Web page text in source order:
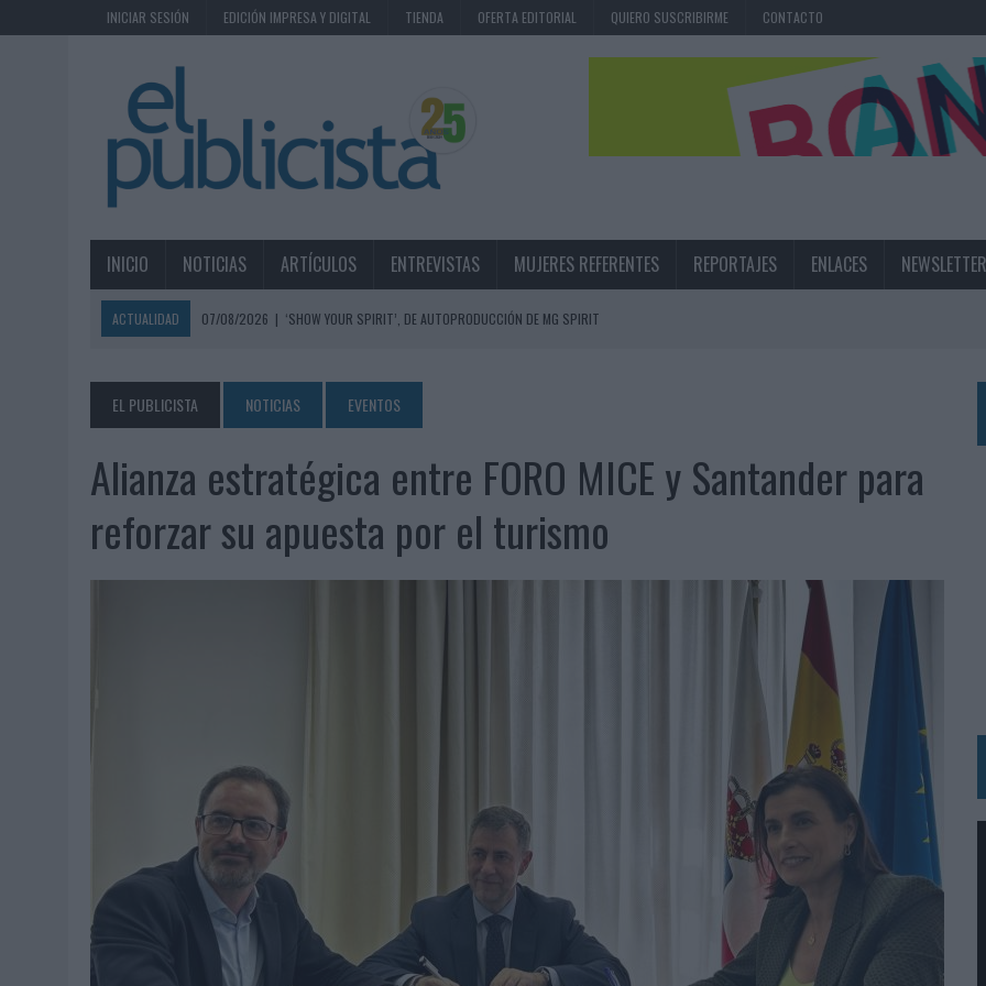
INICIAR SESIÓN EDICIÓN IMPRESA Y DIGITAL TIENDA OFERTA EDITORIAL QUIERO SUSCRIBIRME CONTACTO
INICIO NOTICIAS ARTÍCULOS ENTREVISTAS MUJERES REFERENTES REPORTAJES ENLACES NEWSLETTER
ACTUALIDAD 07/08/2026 | ‘SHOW YOUR SPIRIT’, DE AUTOPRODUCCIÓN DE MG SPIRIT
07/08/2026 | MG SPIRIT RELANZA SU MARCA CON UNA ESTRATEGIA 360º CENTRADA EN EL ORIGEN BARCELONÉS
07/08/2026
PATRÓN CONVIERTE EL NUEVO SINGLE DE ARÓN PIPER EN UNA EXPERIENCIA DE MARCA EN IBIZA
07/08/2026 |
EL VERANO PONE A PRUEBA LA ESTRATEGIA DIGITAL DE LAS MARCAS
07/08/2026 |
VUELING CONVIERTE LOS RECUERDOS EN SOUVENIRS CON IA
LA TELEVISIÓN SIGUE LIDERANDO EL CONSUMO DE MEDIOS EN VERANO Y SUPERA AL MÓVIL COMO DISPOSITIVO MÁS UTILIZADO
FRIGO Y UNIQLO LANZAN UNA COLECCIÓN PERSONALIZABLE INSPIRADA EN CORNETTO, CALIPPO Y SOLERO
LA IA ESTÁ SUBIENDO EL LISTÓN DE LA CREATIVIDAD
05/08/2026
BEON WORLDWIDE LANZA RAÍZ URBANA PARA TRANSFORMAR EL PATRIMONIO HISTÓRICO EN ACTIVOS CULTURALES Y ECONÓMICOS
FABRA COMUNICACIÓN INCORPORA A CASONÁ Y ASUME LA GESTIÓN DE SUS RELACIONES CON LOS MEDIOS
LOPESAN HOTELS & RESORTS ACERCA EL PARAÍSO CANARIO EN SU ÚLTIMA CAMPAÑA INTERNACIONAL
LUIS ARQUILLOS (BURGO DE ARIAS): “LA CONSTRUCCIÓN DE MARCA A LARGO PLAZO Y LA MEDICIÓN SON DOS CARAS DE LA MISMA
EL PUBLICISTA NOTICIAS EVENTOS
Alianza estratégica entre FORO MICE y Santander para
reforzar su apuesta por el turismo